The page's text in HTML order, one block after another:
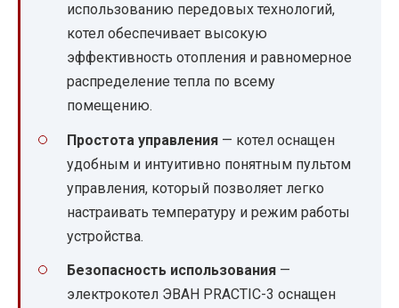
использованию передовых технологий,
котел обеспечивает высокую
эффективность отопления и равномерное
распределение тепла по всему
помещению.
Простота управления — котел оснащен
удобным и интуитивно понятным пультом
управления, который позволяет легко
настраивать температуру и режим работы
устройства.
Безопасность использования —
электрокотел ЭВАН PRACTIC-3 оснащен